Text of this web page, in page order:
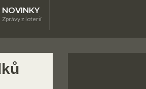
NOVINKY
Zprávy z loterií